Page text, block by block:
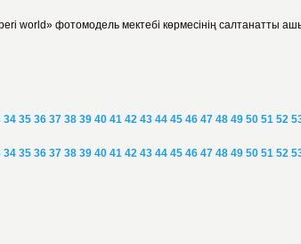
фотомодель мектебі көрмесінің салтанатты
34 35 36 37 38 39 40 41 42 43 44 45 46 47 48 49 50 51 52
34 35 36 37 38 39 40 41 42 43 44 45 46 47 48 49 50 51 52